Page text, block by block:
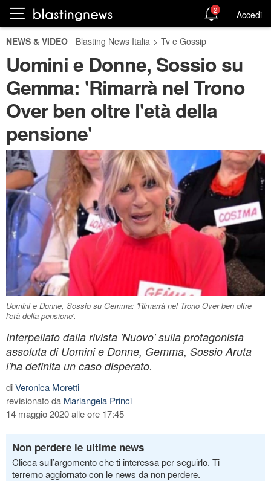
2 Accedi
NEWS & VIDEO Blasting News Italia > Tv e Gossip
Uomini e Donne, Sossio su
Gemma: 'Rimarrà nel Trono
Over ben oltre l'età della
pensione'
Uomini e Donne, Sossio su Gemma: 'Rimarrà nel Trono Over ben oltre
l'età della pensione'.
Interpellato dalla rivista 'Nuovo' sulla protagonista
assoluta di Uomini e Donne, Gemma, Sossio Aruta
l'ha definita un caso disperato.
diVeronica Moretti
revisionato da Mariangela Princi
14 maggio 2020 alle ore 17:45
Non perdere le ultime news
Clicca sull’argomento che ti interessa per seguirlo. Ti
terremo aggiornato con le news da non perdere.